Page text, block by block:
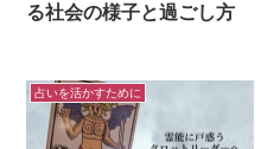
る社会の様子と過ごし方
占いを活かすために